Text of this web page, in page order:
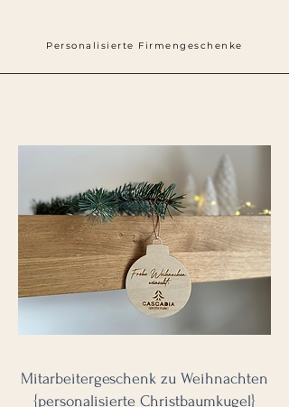
Personalisierte Firmengeschenke
Mitarbeitergeschenk zu Weihnachten
{personalisierte Christbaumkugel}